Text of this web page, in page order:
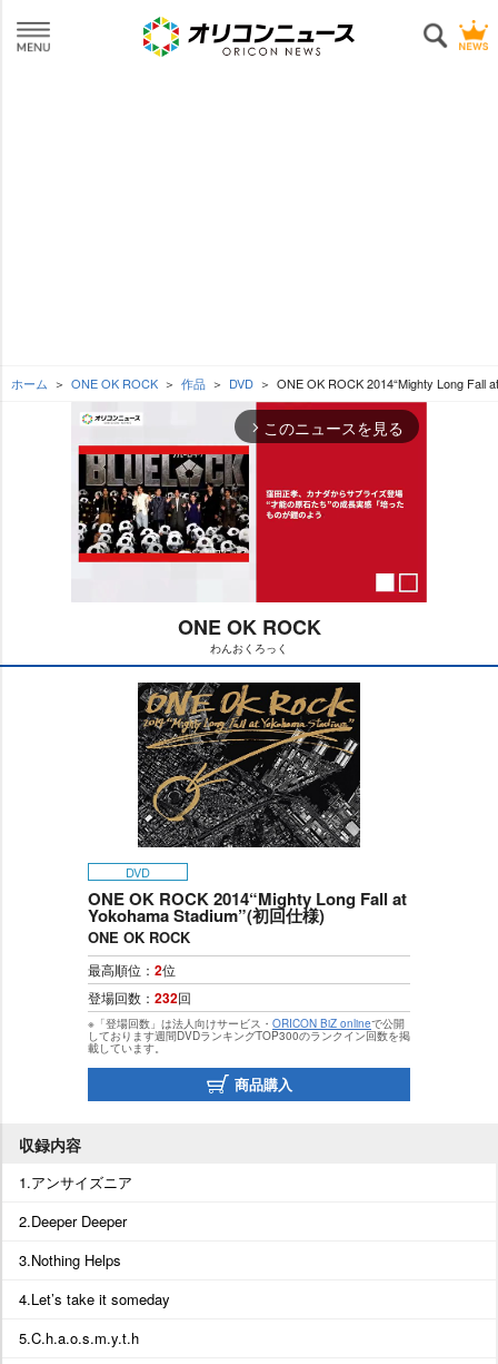
ホーム ONE OK ROCK 作品 DVD ONE OK ROCK 2014“Mighty Long Fall
arrow_forward_ios このニュースを見る
M
u
t
e
ONE OK ROCK
わんおくろっく
DVD
ONE OK ROCK 2014“Mighty Long Fall at
Yokohama Stadium”(初回仕様)
ONE OK ROCK
最高順位： 2位
登場回数： 232回
※「登場回数」は法人向けサービス・ ORICON BiZ onlineで公開
しております週間DVDランキングTOP300のランクイン回数を掲
載しています。
商品購入
収録内容
1.アンサイズニア
2.Deeper Deeper
3.Nothing Helps
4.Let’s take it someday
5.C.h.a.o.s.m.y.t.h